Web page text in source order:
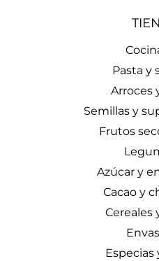
Pasta y
Arroces
Semillas y
Frutos
Azúcar y
Cacao y
Cereales
Especias